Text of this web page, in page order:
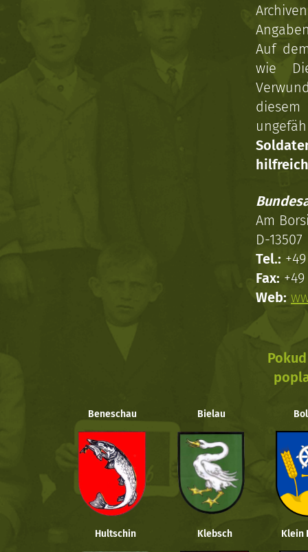
Auf
wie
Am
D-
Tel.:
Fax:
Web:
Beneschau Bielau
Hultschin Klebsch Klein